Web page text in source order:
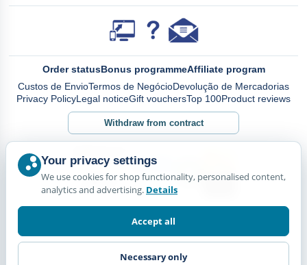
Order statusBonus programmeAffiliate program
Custos de EnvioTermos de NegócioDevolução de Mercadorias
Privacy PolicyLegal noticeGift vouchersTop 100Product reviews
Withdraw from contract
Your privacy settings
We use cookies for shop functionality, personalised content,
analytics and advertising. Details
Accept all
Necessary only